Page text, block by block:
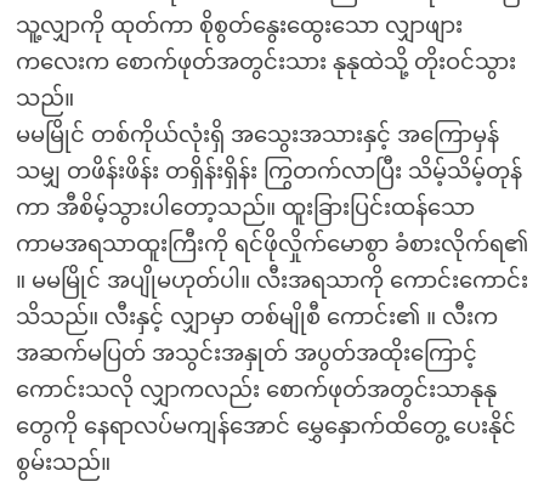
သူ့လျှာကို ထုတ်ကာ စိုစွတ်နွေးထွေးသော လျှာဖျား
ကလေးက စောက်ဖုတ်အတွင်းသား နုနုထဲသို့ တိုးဝင်သွား
သည်။
မမမြိုင် တစ်ကိုယ်လုံးရှိ အသွေးအသားနှင့် အကြောမှန်
သမျှ တဖိန်းဖိန်း တရှိန်းရှိန်း ကြွတက်လာပြီး သိမ့်သိမ့်တုန်
ကာ အီစိမ့်သွားပါတော့သည်။ ထူးခြားပြင်းထန်သော
ကာမအရသာထူးကြီးကို ရင်ဖိုလှိုက်မောစွာ ခံစားလိုက်ရ၏
။ မမမြိုင် အပျိုမဟုတ်ပါ။ လီးအရသာကို ကောင်းကောင်း
သိသည်။ လီးနှင့် လျှာမှာ တစ်မျိုစီ ကောင်း၏ ။ လီးက
အဆက်မပြတ် အသွင်းအနှုတ် အပွတ်အထိုးကြောင့်
ကောင်းသလို လျှာကလည်း စောက်ဖုတ်အတွင်းသာနုနု
တွေကို နေရာလပ်မကျန်အောင် မွှေနှောက်ထိတွေ့ ပေးနိုင်
စွမ်းသည်။